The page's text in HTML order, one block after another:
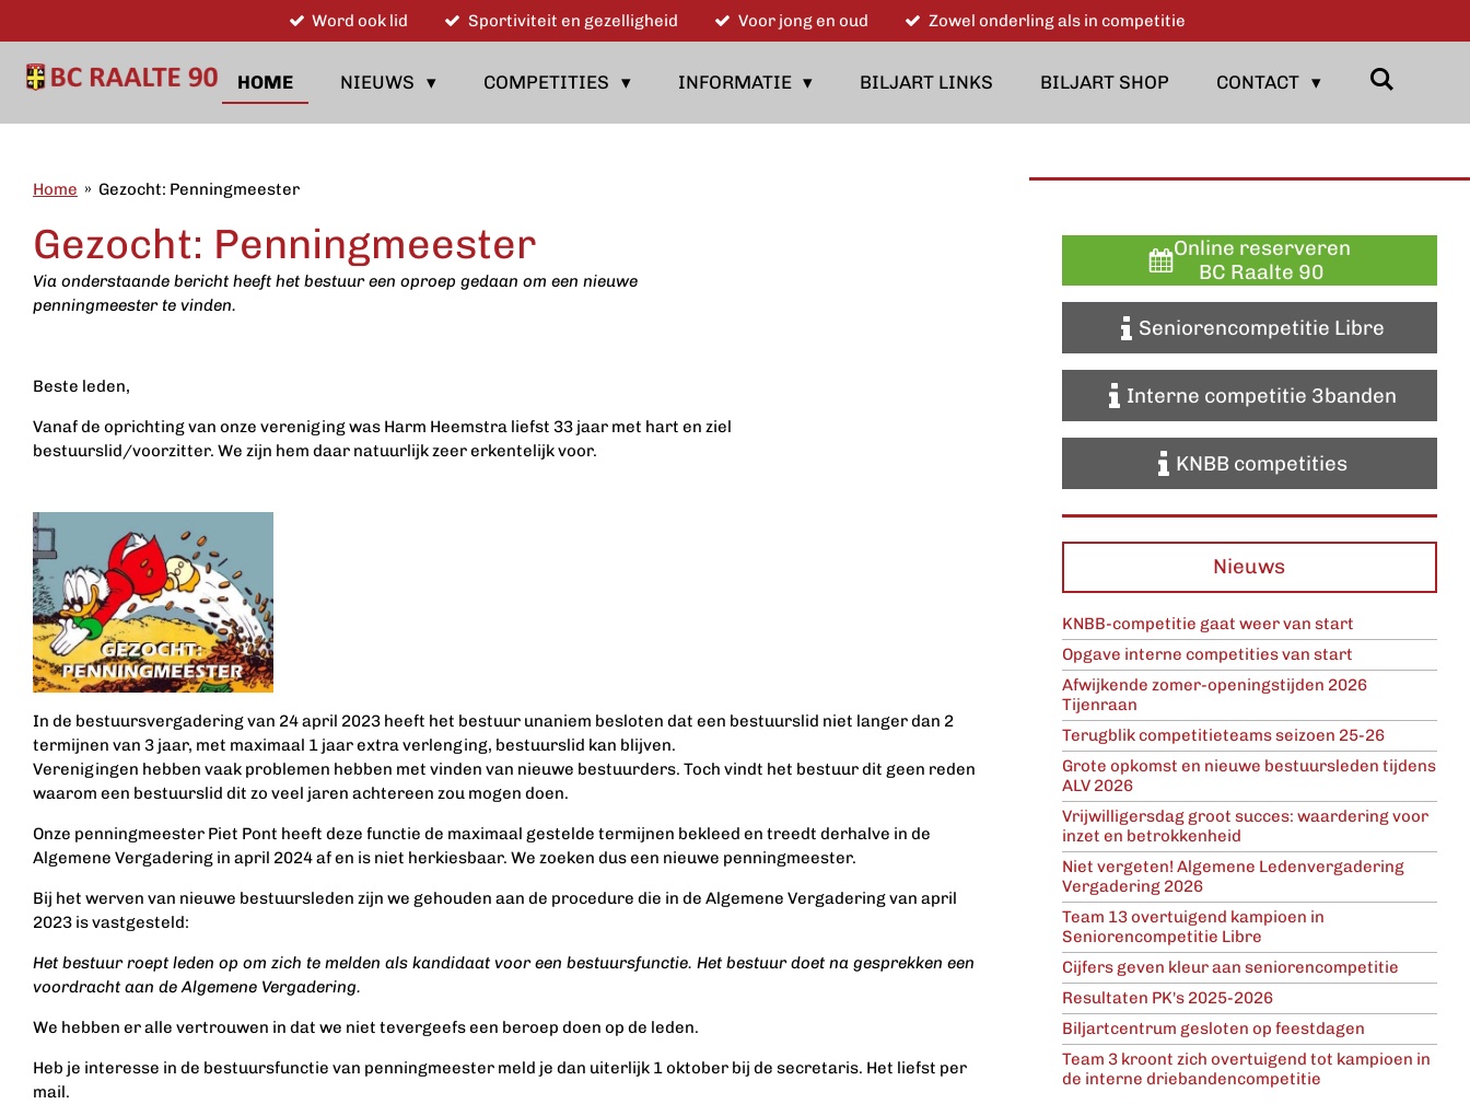
direct
naar
de
Word ook lid Sportiviteit en gezelligheid Voor jong en oud Zowel onderling als in competitie
HOME NIEUWS COMPETITIES INFORMATIE BILJART LINKS BILJART SHOP CONTACT
Home » Gezocht: Penningmeester
Gezocht: Penningmeester
Via onderstaande bericht heeft het bestuur een oproep gedaan om een nieuwe
penningmeester te vinden.
Beste leden,
Vanaf de oprichting van onze vereniging was Harm Heemstra liefst 33 jaar met hart en ziel
bestuurslid/voorzitter. We zijn hem daar natuurlijk zeer erkentelijk voor.
In de bestuursvergadering van 24 april 2023 heeft het bestuur unaniem besloten dat een bestuurslid niet langer dan 2
termijnen van 3 jaar, met maximaal 1 jaar extra verlenging, bestuurslid kan blijven.
Verenigingen hebben vaak problemen hebben met vinden van nieuwe bestuurders. Toch vindt het bestuur dit geen reden
waarom een bestuurslid dit zo veel jaren achtereen zou mogen doen.
Onze penningmeester Piet Pont heeft deze functie de maximaal gestelde termijnen bekleed en treedt derhalve in de
Algemene Vergadering in april 2024 af en is niet herkiesbaar. We zoeken dus een nieuwe penningmeester.
Bij het werven van nieuwe bestuursleden zijn we gehouden aan de procedure die in de Algemene Vergadering van april
2023 is vastgesteld:
Het bestuur roept leden op om zich te melden als kandidaat voor een bestuursfunctie. Het bestuur doet na gesprekken een
voordracht aan de Algemene Vergadering.
We hebben er alle vertrouwen in dat we niet tevergeefs een beroep doen op de leden.
Heb je interesse in de bestuursfunctie van penningmeester meld je dan uiterlijk 1 oktober bij de secretaris. Het liefst per
mail.
Online reserveren
BC Raalte 90
Seniorencompetitie Libre
Interne competitie 3banden
KNBB competities
Nieuws
KNBB-competitie gaat weer van start
Opgave interne competities van start
Afwijkende zomer-openingstijden 2026
Tijenraan
Terugblik competitieteams seizoen 25-26
Grote opkomst en nieuwe bestuursleden tijdens
ALV 2026
Vrijwilligersdag groot succes: waardering voor
inzet en betrokkenheid
Niet vergeten! Algemene Ledenvergadering
Vergadering 2026
Team 13 overtuigend kampioen in
Seniorencompetitie Libre
Cijfers geven kleur aan seniorencompetitie
Resultaten PK's 2025-2026
Biljartcentrum gesloten op feestdagen
Team 3 kroont zich overtuigend tot kampioen in
de interne driebandencompetitie